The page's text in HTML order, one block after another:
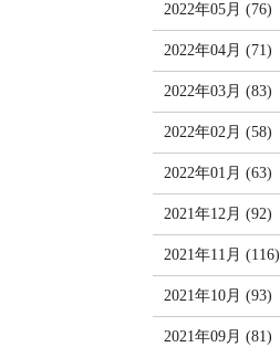
2022年05月 (76)
2022年04月 (71)
2022年03月 (83)
2022年02月 (58)
2022年01月 (63)
2021年12月 (92)
2021年11月 (116)
2021年10月 (93)
2021年09月 (81)